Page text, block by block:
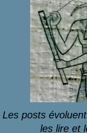
Les posts
les lire et